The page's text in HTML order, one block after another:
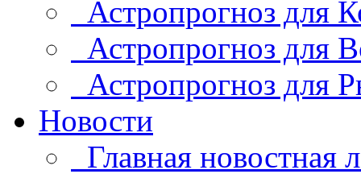
Астропрогноз для
Астропрогноз для
Астропрогноз для
Новости
Главная новостная